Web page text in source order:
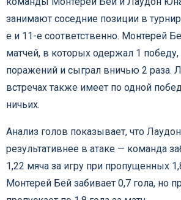
занимают соседние позиции в
е и 11-е соответственно. Монтерей
матчей, в которых одержал 1 победу,
поражений и сыграл вничью 2 раза.
встречах также имеет по одной
ничьих.
Анализ голов показывает, что
результативнее в атаке — команда
1,22 мяча за игру при пропущенных
Монтерей Бей забивает 0,7 гола, но